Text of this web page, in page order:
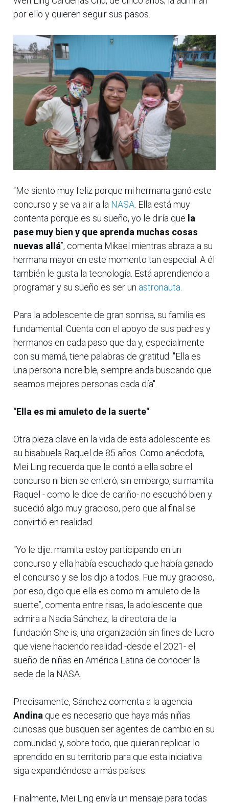
por ello y quieren seguir sus pasos.
“Me siento muy feliz porque mi hermana ganó este
concurso y se va a ir a la NASA . Ella está muy
contenta porque es su sueño, yo le diría que la
pase muy bien y que aprenda muchas cosas
nuevas allá”, comenta Mikael mientras abraza a su
hermana mayor en este momento tan especial. A él
también le gusta la tecnología. Está aprendiendo a
programar y su sueño es ser un astronauta.
Para la adolescente de gran sonrisa, su familia es
fundamental. Cuenta con el apoyo de sus padres y
hermanos en cada paso que da y, especialmente
con su mamá, tiene palabras de gratitud: "Ella es
una persona increíble, siempre anda buscando que
seamos mejores personas cada día".
"Ella es mi amuleto de la suerte"
Otra pieza clave en la vida de esta adolescente es
su bisabuela Raquel de 85 años. Como anécdota,
Mei Ling recuerda que le contó a ella sobre el
concurso ni bien se enteró; sin embargo, su mamita
Raquel - como le dice de cariño- no escuchó bien y
sucedió algo muy gracioso, pero que al final se
convirtió en realidad.
“Yo le dije: mamita estoy participando en un
concurso y ella había escuchado que había ganado
el concurso y se los dijo a todos. Fue muy gracioso,
por eso, digo que ella es como mi amuleto de la
suerte”, comenta entre risas, la adolescente que
admira a Nadia Sánchez, la directora de la
fundación She is, una organización sin fines de lucro
que viene haciendo realidad -desde el 2021- el
sueño de niñas en América Latina de conocer la
sede de la NASA.
Precisamente, Sánchez comenta a la agencia
Andina que es necesario que haya más niñas
curiosas que busquen ser agentes de cambio en su
comunidad y, sobre todo, que quieran replicar lo
aprendido en su territorio para que esta iniciativa
siga expandiéndose a más países.
Finalmente, Mei Ling envía un mensaje para todas